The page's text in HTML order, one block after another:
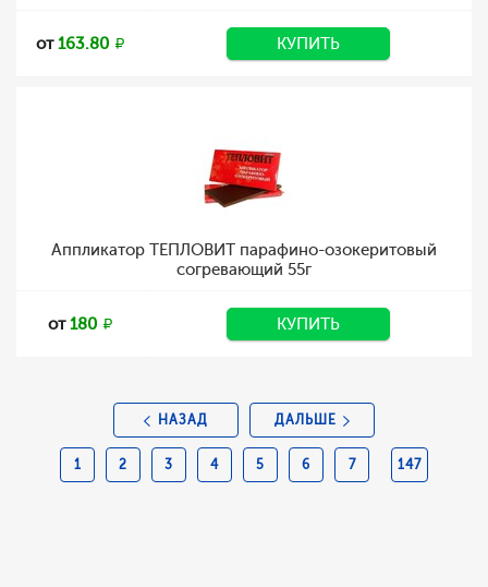
от163.80 КУПИТЬ
Аппликатор ТЕПЛОВИТ парафино-озокеритовый
согревающий 55г
от180 КУПИТЬ
НАЗАД
1 2 3 4 5 6 7 147
ДАЛЬШЕ